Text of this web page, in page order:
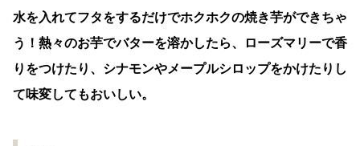
水を入れてフタをするだけでホクホクの焼き芋ができちゃ
う！熱々のお芋でバターを溶かしたら、ローズマリーで香
りをつけたり、シナモンやメープルシロップをかけたりし
て味変してもおいしい。